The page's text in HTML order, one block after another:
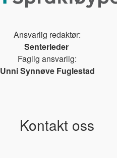
Ansvarlig redaktør:
Senterleder
Faglig ansvarlig:
Unni Synnøve Fuglestad
Kontakt oss